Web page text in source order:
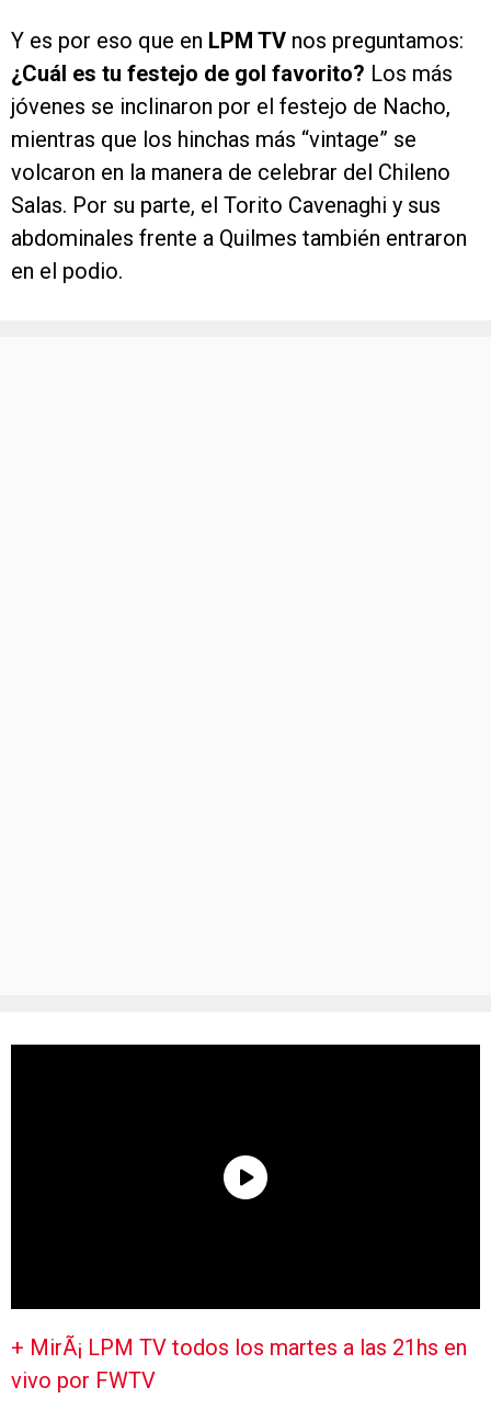
Y es por eso que en LPM TV nos preguntamos:
¿Cuál es tu festejo de gol favorito? Los más
jóvenes se inclinaron por el festejo de Nacho,
mientras que los hinchas más “vintage” se
volcaron en la manera de celebrar del Chileno
Salas. Por su parte, el Torito Cavenaghi y sus
abdominales frente a Quilmes también entraron
en el podio.
+ MirÃ¡ LPM TV todos los martes a las 21hs en
vivo por FWTV